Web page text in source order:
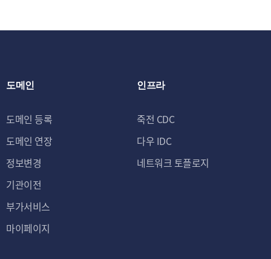
도메인
도메인 등록
도메인 연장
정보변경
기관이전
부가서비스
마이페이지
인프라
죽전 CDC
다우 IDC
네트워크 토플로지